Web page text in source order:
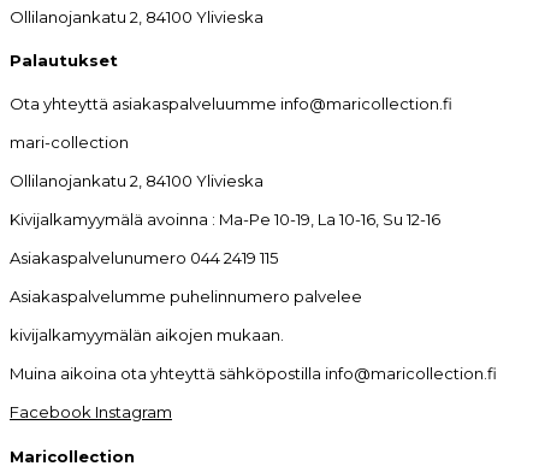
Ollilanojankatu 2, 84100 Ylivieska
Palautukset
Ota yhteyttä asiakaspalveluumme info@maricollection.fi
mari-collection
Ollilanojankatu 2, 84100 Ylivieska
Kivijalkamyymälä avoinna : Ma-Pe 10-19, La 10-16, Su 12-16
Asiakaspalvelunumero 044 2419 115
Asiakaspalvelumme puhelinnumero palvelee
kivijalkamyymälän aikojen mukaan.
Muina aikoina ota yhteyttä sähköpostilla info@maricollection.fi
Facebook Instagram
Maricollection